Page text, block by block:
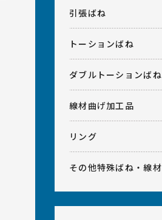
ベンダー加工、プレス加工、
その他引張ばね
トーションばね
ダブルトーションばね
線材曲げ加工品
リング
その他特殊ばね・線材